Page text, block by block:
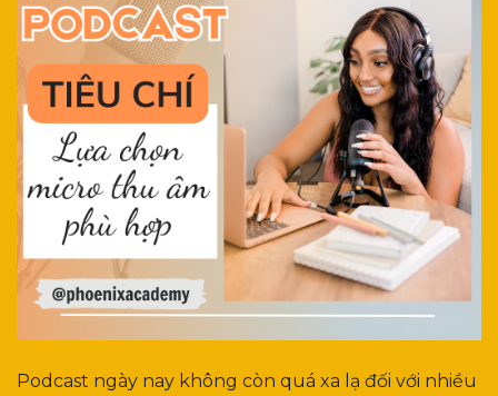
Podcast ngày nay không còn quá xa lạ đối với nhiều